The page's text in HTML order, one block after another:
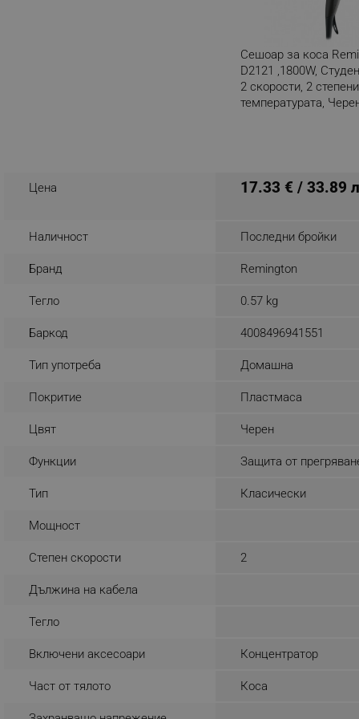
Сешоар за коса
D2121 ,1800W,
2 скорости, 2
температурата,
Цена 17.33 € / 33.89
Наличност Последни бройки
Бранд Remington
Тегло 0.57 kg
Баркод 4008496941551
Тип употреба Домашна
Покритие Пластмаса
Цвят Черен
Функции Защита от
Тип Класически
Мощност
Степен скорости 2
Дължина на кабела
Тегло
Включени аксесоари Концентратор
Част от тялото Коса
_nzm_noid_92166-7699
_sgf_user_id
_sgf_session_id
_sgf_tracking
_sgf_delayed_actions,
_sgf_delayed_campaigns
_sgf_npq
segmentifyExtension
sgfUserUpdateData
rlv_e